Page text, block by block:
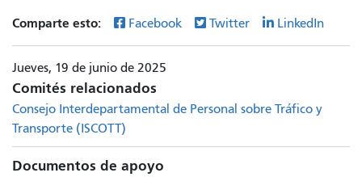
Comparte esto: Facebook Twitter LinkedIn
Jueves, 19 de junio de 2025
Comités relacionados
Consejo Interdepartamental de Personal sobre Tráfico y
Transporte (ISCOTT)
Documentos de apoyo